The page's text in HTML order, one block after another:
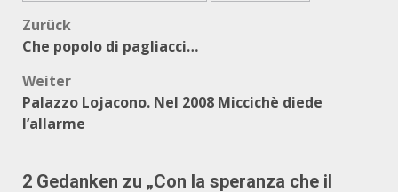
Beitragsnavigation
Zurück
Che popolo di pagliacci…
Weiter
Palazzo Lojacono. Nel 2008 Miccichè diede
l’allarme
2 Gedanken zu „Con la speranza che il